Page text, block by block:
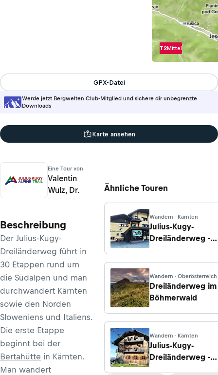
T2Mittel
Werde jetzt Bergwelten Club-Mitglied und sichere dir unbegrenzte
Downloads
GPX-Datei
Karte ansehen
Eine Tour von
Valentin
Wulz, Dr.
Beschreibung
Der Julius-Kugy-
Dreiländerweg führt in
30 Etappen rund um
die Südalpen und man
durchwandert Kärnten
sowie den Norden
Sloweniens und Italiens.
Die erste Etappe
beginnt bei der
Bertahütte in Kärnten.
Man wandert
Ähnliche Touren
Wandern · Kärnten
Julius-Kugy-
Dreiländerweg -
Gailberghöhe/
E.T. Compton
Wandern · Oberösterreich
Dreiländerweg im
Böhmerwald
Wandern · Kärnten
Julius-Kugy-
Dreiländerweg -